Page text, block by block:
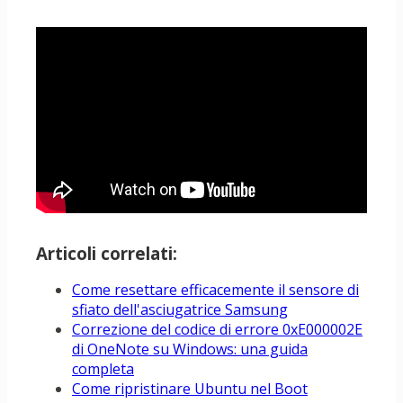
Articoli correlati:
Come resettare efficacemente il sensore di
sfiato dell'asciugatrice Samsung
Correzione del codice di errore 0xE000002E
di OneNote su Windows: una guida
completa
Come ripristinare Ubuntu nel Boot